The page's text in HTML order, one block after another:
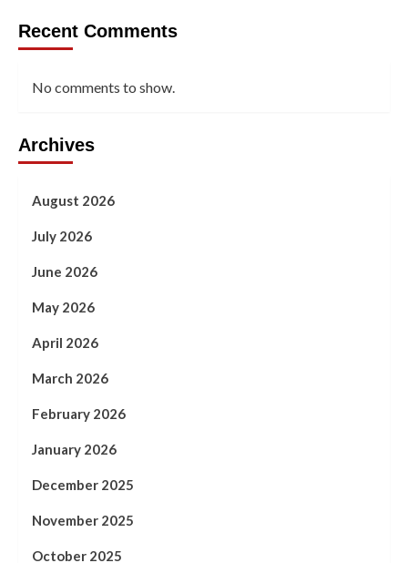
Recent Comments
No comments to show.
Archives
August 2026
July 2026
June 2026
May 2026
April 2026
March 2026
February 2026
January 2026
December 2025
November 2025
October 2025